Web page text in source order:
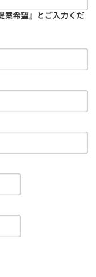
案希望』とご入力くだ